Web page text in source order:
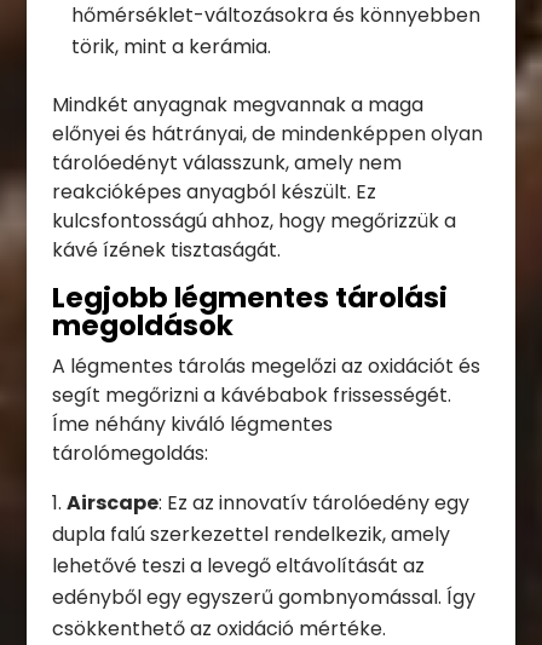
hőmérséklet-változásokra és könnyebben
törik, mint a kerámia.
Mindkét anyagnak megvannak a maga
előnyei és hátrányai, de mindenképpen olyan
tárolóedényt válasszunk, amely nem
reakcióképes anyagból készült. Ez
kulcsfontosságú ahhoz, hogy megőrizzük a
kávé ízének tisztaságát.
Legjobb légmentes tárolási
megoldások
A légmentes tárolás megelőzi az oxidációt és
segít megőrizni a kávébabok frissességét.
Íme néhány kiváló légmentes
tárolómegoldás:
Airscape: Ez az innovatív tárolóedény egy
dupla falú szerkezettel rendelkezik, amely
lehetővé teszi a levegő eltávolítását az
edényből egy egyszerű gombnyomással. Így
csökkenthető az oxidáció mértéke.